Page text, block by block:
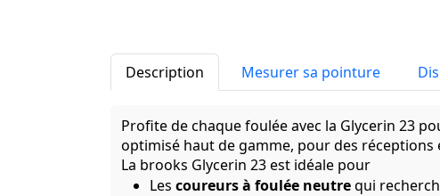
Description Mesurer sa pointure
Profite de chaque foulée avec la Glycerin 23
optimisé haut de gamme, pour des
La brooks Glycerin 23 est idéale pour
Les coureurs à foulée neutrequi